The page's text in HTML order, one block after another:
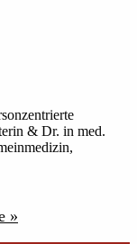
& Dr. in med.
»